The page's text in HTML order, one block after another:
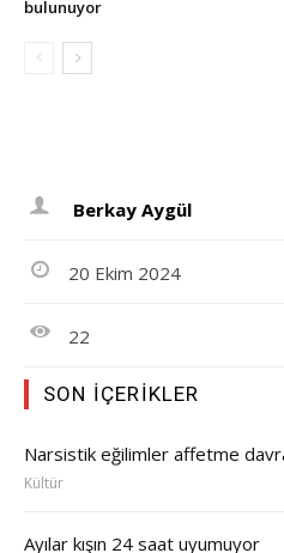
bulunuyor
Berkay Aygül
20 Ekim 2024
22
SON İÇERIKLER
Narsistik eğilimler affetme
Kültür
Ayılar kışın 24 saat uyumuyor